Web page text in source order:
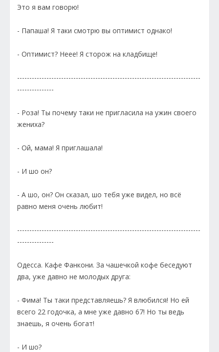
Это я вам говорю!
- Папаша! Я таки смотрю вы оптимист однако!
- Оптимист? Неее! Я сторож на кладбище!
---------------------------------------------------------------------------
---------------
- Роза! Ты почему таки не пригласила на ужин своего
жениха?
- Ой, мама! Я приглашала!
- И шо он?
- А шо, он? Он сказал, шо тебя уже видел, но всё
равно меня очень любит!
---------------------------------------------------------------------------
---------------
Одесса. Кафе Фанкони. За чашечкой кофе беседуют
два, уже давно не молодых друга:
- Фима! Ты таки представляешь? Я влюбился! Но ей
всего 22 годочка, а мне уже давно 67! Но ты ведь
знаешь, я очень богат!
- И шо?